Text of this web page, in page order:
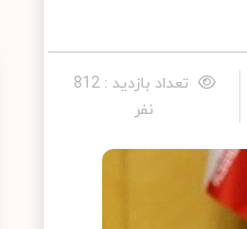
تعداد بازدید : 812
نفر